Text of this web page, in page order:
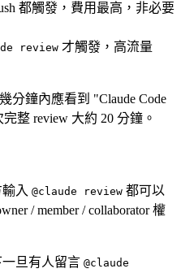
都觸發，費用最高，非必要
review 才觸發，高流量
分鐘內應看到 "Claude Code
整 review 大約 20 分鐘。
入 @claude review 都可以
/ member / collaborator 權
一旦有人留言 @claude